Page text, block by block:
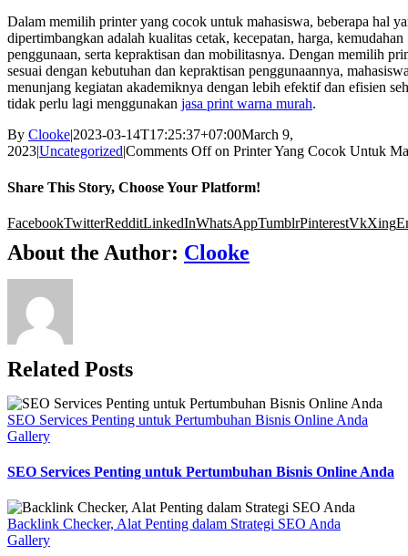
Dalam memilih printer yang cocok untuk mahasiswa, beberapa hal
dipertimbangkan adalah kualitas cetak, kecepatan, harga, kemudahan
penggunaan, serta kepraktisan dan mobilitasnya. Dengan memilih
sesuai dengan kebutuhan dan kepraktisan penggunaannya,
menunjang kegiatan akademiknya dengan lebih efektif dan efisien
tidak perlu lagi menggunakan jasa print warna murah.
By Clooke|2023-03-14T17:25:37+07:00March 9,
2023|Uncategorized|Comments Offon Printer Yang Cocok Untuk
Share This Story, Choose Your Platform!
FacebookTwitterRedditLinkedInWhatsAppTumblrPinterestVkXing
About the Author: Clooke
Related Posts
SEO Services Penting untuk Pertumbuhan Bisnis Online Anda
Gallery
SEO Services Penting untuk Pertumbuhan Bisnis Online Anda
Backlink Checker, Alat Penting dalam Strategi SEO Anda
Gallery